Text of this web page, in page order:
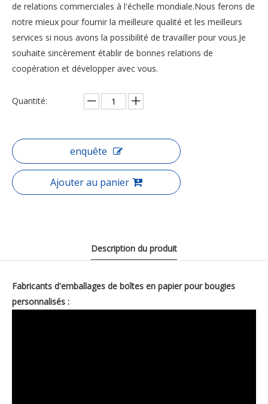
de relations commerciales à l'échelle mondiale.Nous ferons de
notre mieux pour fournir la meilleure qualité et les meilleurs
services si nous avons la possibilité de travailler pour vous.Je
souhaite sincèrement établir de bonnes relations de
coopération et développer avec vous.
Quantité:
enquête
Ajouter au panier
Description du produit
Fabricants d'emballages de boîtes en papier pour bougies
personnalisés :